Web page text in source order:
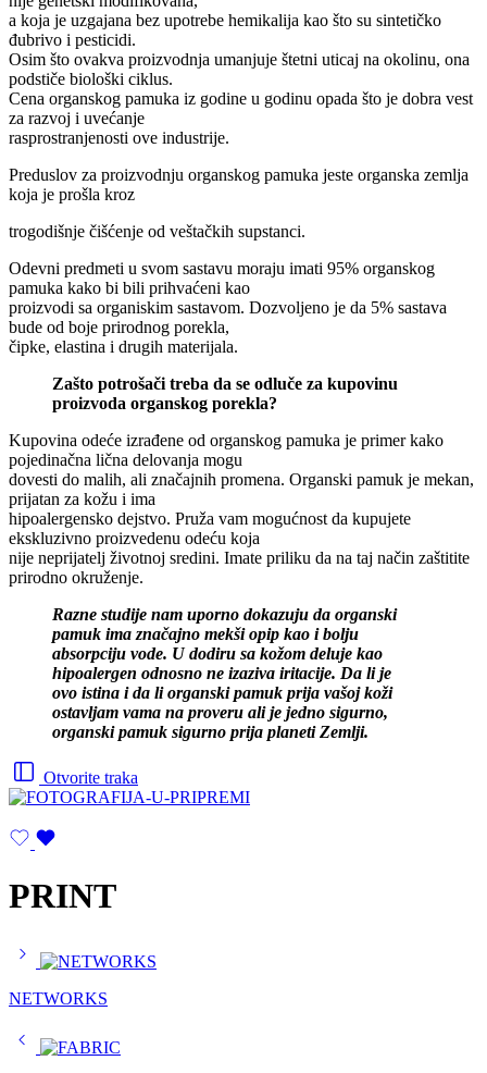
a koja je uzgajana bez upotrebe hemikalija kao što su sintetičko
đubrivo i pesticidi.
Osim što ovakva proizvodnja umanjuje štetni uticaj na okolinu, ona
podstiče biološki ciklus.
Cena organskog pamuka iz godine u godinu opada što je dobra vest
za razvoj i uvećanje
rasprostranjenosti ove industrije.
Preduslov za proizvodnju organskog pamuka jeste organska zemlja
koja je prošla kroz
trogodišnje čišćenje od veštačkih supstanci.
Odevni predmeti u svom sastavu moraju imati 95% organskog
pamuka kako bi bili prihvaćeni kao
proizvodi sa organiskim sastavom. Dozvoljeno je da 5% sastava
bude od boje prirodnog porekla,
čipke, elastina i drugih materijala.
Zašto potrošači treba da se odluče za kupovinu
proizvoda organskog porekla?
Kupovina odeće izrađene od organskog pamuka je primer kako
pojedinačna lična delovanja mogu
dovesti do malih, ali značajnih promena. Organski pamuk je mekan,
prijatan za kožu i ima
hipoalergensko dejstvo. Pruža vam mogućnost da kupujete
ekskluzivno proizvedenu odeću koja
nije neprijatelj životnoj sredini. Imate priliku da na taj način zaštitite
prirodno okruženje.
Razne studije nam uporno dokazuju da organski
pamuk ima značajno mekši opip kao i bolju
absorpciju vode. U dodiru sa kožom deluje kao
hipoalergen odnosno ne izaziva iritacije. Da li je
ovo istina i da li organski pamuk prija vašoj koži
ostavljam vama na proveru ali je jedno sigurno,
organski pamuk sigurno prija planeti Zemlji.
Otvorite traka
PRINT
NETWORKS